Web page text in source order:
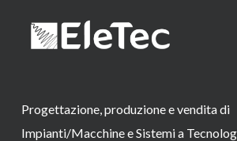
Progettazione, produzione e vendita di
Impianti/Macchine e Sistemi a